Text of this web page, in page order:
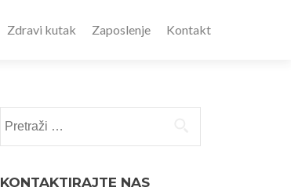
Zdravi kutak Zaposlenje Kontakt
KONTAKTIRAJTE NAS